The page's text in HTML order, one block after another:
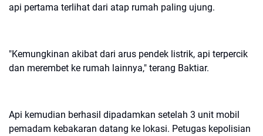
api pertama terlihat dari atap rumah paling ujung.
"Kemungkinan akibat dari arus pendek listrik, api terpercik
dan merembet ke rumah lainnya," terang Baktiar.
Api kemudian berhasil dipadamkan setelah 3 unit mobil
pemadam kebakaran datang ke lokasi. Petugas kepolisian